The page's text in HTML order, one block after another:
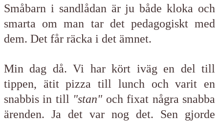
Småbarn i sandlådan är ju både kloka och
smarta om man tar det pedagogiskt med
dem. Det får räcka i det ämnet.
Min dag då. Vi har kört iväg en del till
tippen, ätit pizza till lunch och varit en
snabbis in till "stan" och fixat några snabba
ärenden. Ja det var nog det. Sen gjorde